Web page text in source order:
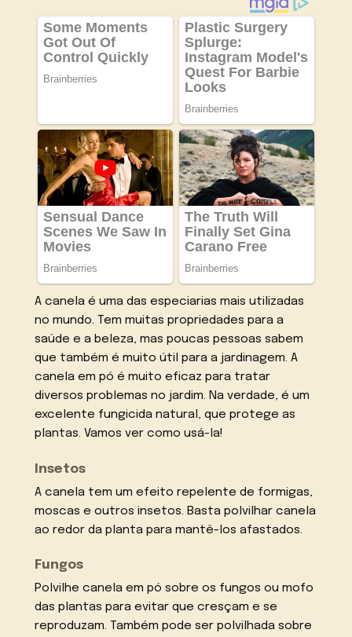
A canela é uma das especiarias mais utilizadas
no mundo. Tem muitas propriedades para a
saúde e a beleza, mas poucas pessoas sabem
que também é muito útil para a jardinagem. A
canela em pó é muito eficaz para tratar
diversos problemas no jardim. Na verdade, é um
excelente fungicida natural, que protege as
plantas. Vamos ver como usá-la!
Insetos
A canela tem um efeito repelente de formigas,
moscas e outros insetos. Basta polvilhar canela
ao redor da planta para mantê-los afastados.
Fungos
Polvilhe canela em pó sobre os fungos ou mofo
das plantas para evitar que cresçam e se
reproduzam. Também pode ser polvilhada sobre